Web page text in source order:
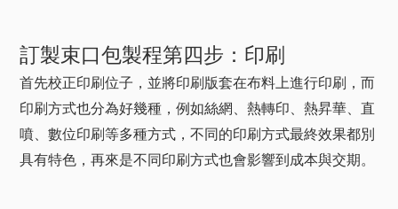
訂製束口包製程第四步：印刷
首先校正印刷位子，並將印刷版套在布料上進行印刷，而
印刷方式也分為好幾種，例如絲網、熱轉印、熱昇華、直
噴、數位印刷等多種方式，不同的印刷方式最終效果都別
具有特色，再來是不同印刷方式也會影響到成本與交期。